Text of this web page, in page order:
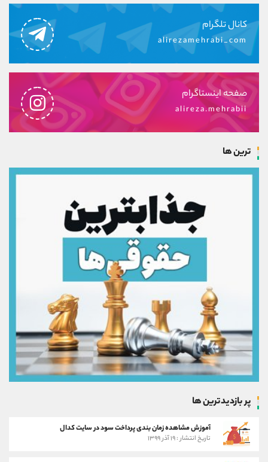
کانال تلگرام
alirezamehrabi_com
صفحه اینستاگرام
alireza.mehrabii
ترین ها
پر بازدیدترین ها
آموزش مشاهده زمان بندی پرداخت سود در سایت کدال
تاریخ انتشار : ۱۹ آذر ۱۳۹۹